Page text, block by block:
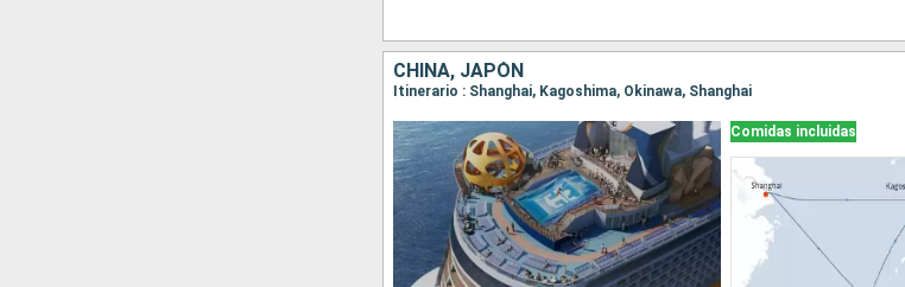
CHINA, JAPÓN
Itinerario : Shanghai, Kagoshima, Okinawa, Shanghai
Comidas incluidas